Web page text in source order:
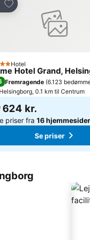
Føj til favoritter
Hotel
Hotel Grand,
Fremragende (6.123
Helsingborg, 0.1 km til Centrum
624 kr.
priser fra 16 hjemmesider
Se priser